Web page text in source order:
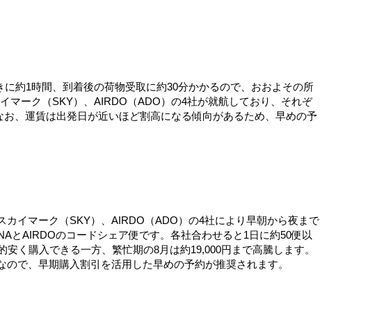
約1時間、到着後の荷物受取に約30分かかるので、おおよその所
マーク（SKY）、AIRDO（ADO）の4社が就航しており、それぞ
、運賃は出発日が近いほど割高になる傾向があるため、早めの予
イマーク（SKY）、AIRDO（ADO）の4社により早朝から夜まで
とAIRDOのコードシェア便です。各社合わせると1日に約50便以
く購入できる一方、繁忙期の8月は約19,000円まで高騰します。
で、早期購入割引を活用した早めの予約が推奨されます。